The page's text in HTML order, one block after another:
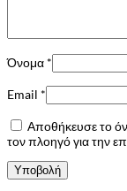
Όνομα *
Email *
Αποθήκευσε το
τον πλοηγό για την